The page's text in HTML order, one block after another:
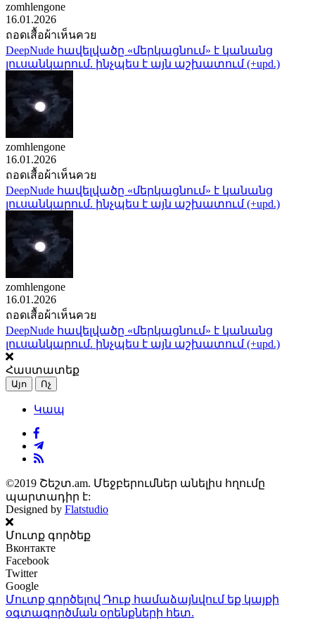
zomhlengone
16.01.2026
ถอดเสื้อผ้าเห็นควย
DeepNude հավելվածը «մերկացնում» է կանանց
լուսանկարում. ինչպես է այն աշխատում (+upd.)
zomhlengone
16.01.2026
ถอดเสื้อผ้าเห็นควย
DeepNude հավելվածը «մերկացնում» է կանանց
լուսանկարում. ինչպես է այն աշխատում (+upd.)
zomhlengone
16.01.2026
ถอดเสื้อผ้าเห็นควย
DeepNude հավելվածը «մերկացնում» է կանանց
լուսանկարում. ինչպես է այն աշխատում (+upd.)
Հաստատեք
Այո Ոչ
Կապ
©2019 Շեշտ.am. Մեջբերումներ անելիս հղումը
պարտադիր է:
Designed by Flatstudio
Մուտք գործեք
Вконтакте
Facebook
Twitter
Google
Մուտք գործելով Դուք համաձայնվում եք կայքի
օգտագործման օրենքների հետ.